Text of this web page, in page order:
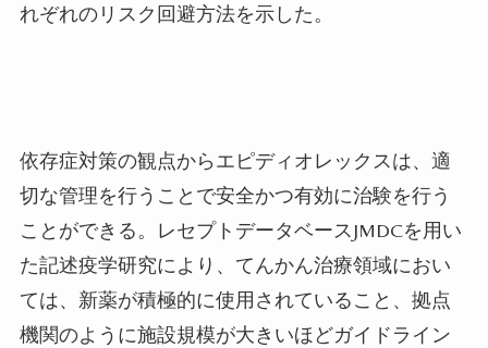
れぞれのリスク回避方法を示した。
依存症対策の観点からエピディオレックスは、適
切な管理を行うことで安全かつ有効に治験を行う
ことができる。レセプトデータベースJMDCを用い
た記述疫学研究により、てんかん治療領域におい
ては、新薬が積極的に使用されていること、拠点
機関のように施設規模が大きいほどガイドライン